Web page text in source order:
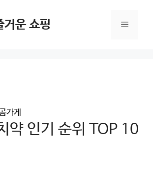
거운 쇼핑 Menu
가게
약 인기 순위 TOP 10